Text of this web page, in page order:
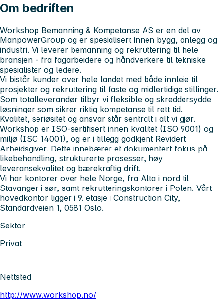
Om bedriften
Workshop Bemanning & Kompetanse AS er en del av
ManpowerGroup og er spesialisert innen bygg, anlegg og
industri. Vi leverer bemanning og rekruttering til hele
bransjen - fra fagarbeidere og håndverkere til tekniske
spesialister og ledere.
Vi bistår kunder over hele landet med både innleie til
prosjekter og rekruttering til faste og midlertidige stillinger.
Som totalleverandør tilbyr vi fleksible og skreddersydde
løsninger som sikrer riktig kompetanse til rett tid.
Kvalitet, seriøsitet og ansvar står sentralt i alt vi gjør.
Workshop er ISO-sertifisert innen kvalitet (ISO 9001) og
miljø (ISO 14001), og er i tillegg godkjent Revidert
Arbeidsgiver. Dette innebærer et dokumentert fokus på
likebehandling, strukturerte prosesser, høy
leveransekvalitet og bærekraftig drift.
Vi har kontorer over hele Norge, fra Alta i nord til
Stavanger i sør, samt rekrutteringskontorer i Polen. Vårt
hovedkontor ligger i 9. etasje i Construction City,
Standardveien 1, 0581 Oslo.
Sektor
Privat
Nettsted
http://www.workshop.no/